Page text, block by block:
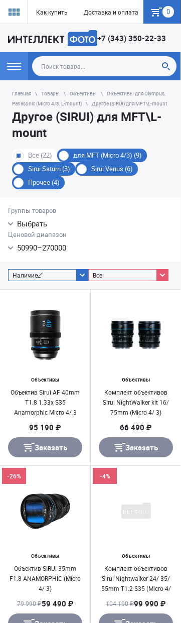
Как купить Доставка и оплата Гарантия
0
+7 (343) 350-22-33
Главная Товары Объективы
Объективы для Olympus,
Panasonic (Micro 4/3, L-mount)
Другое (SIRUI) для MFT\L-mount
Другое (SIRUI) для MFT\L-
mount
Все (22)
для MFT (Micro 4/3) (9)
Sirui Saturn (3)
Sirui Venus (6)
Прочее (4)
Группы товаров
Выбрать
Ценовой диапазон
50990–270000
Наличие Все
Объективы
Объектив Sirui AF 40mm
T1.8 1.33x S35
Anamorphic Micro 4/ 3
95 190 ₽
Заказать
Объективы
Комплект объективов
Sirui NightWalker kit 16/
75mm (Micro 4/ 3)
66 490 ₽
Заказать
Объективы
Объектив SIRUI 35mm
F1.8 ANAMORPHIC (Micro
4/ 3)
-26%
79 990 ₽59 490 ₽
Объективы
Комплект объективов
Sirui Nightwalker 24/ 35/
55mm T1.2 S35 (Micro 4/
-4%
104 190 ₽99 990 ₽